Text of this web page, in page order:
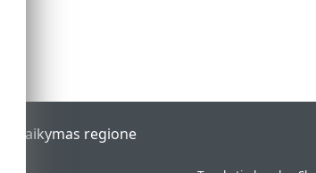
Palaikymas regione